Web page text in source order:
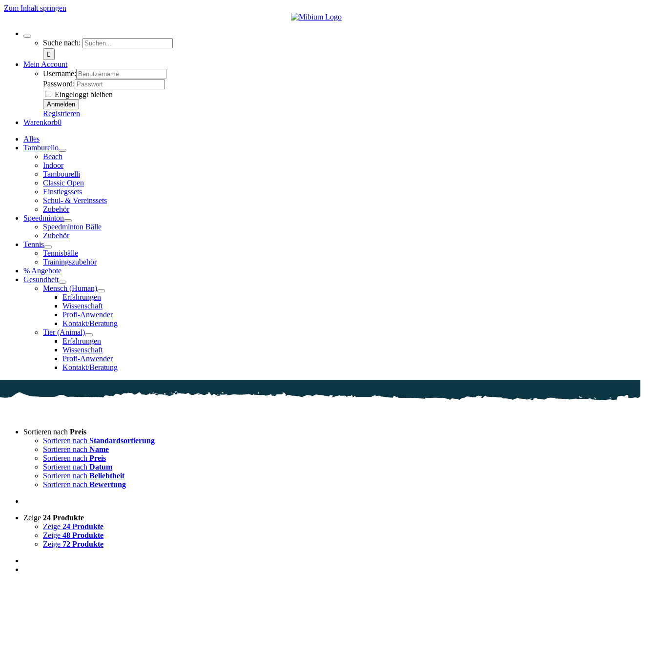
Zum Inhalt springen
Suche nach:
Mein Account
Username:
Password:
Eingeloggt bleiben
Registrieren
Warenkorb0
Alles
Tamburello
Beach
Indoor
Tambourelli
Classic Open
Einstiegssets
Schul- & Vereinssets
Zubehör
Speedminton
Speedminton Bälle
Zubehör
Tennis
Tennisbälle
Trainingszubehör
% Angebote
Gesundheit
Mensch (Human)
Erfahrungen
Wissenschaft
Profi-Anwender
Kontakt/Beratung
Tier (Animal)
Erfahrungen
Wissenschaft
Profi-Anwender
Kontakt/Beratung
Auf Lager
Zum Verkauf(0)
Produkt Schlagwörter
Sortieren nach Preis
Sortieren nach Standardsortierung
Sortieren nach Name
Sortieren nach Preis
Sortieren nach Datum
Sortieren nach Beliebtheit
Sortieren nach Bewertung
Zeige 24 Produkte
Zeige 24 Produkte
Zeige 48 Produkte
Zeige 72 Produkte